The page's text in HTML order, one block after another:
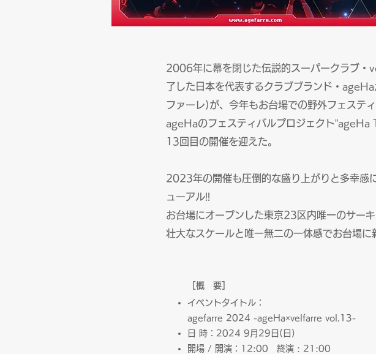
2006年に幕を閉じた伝説的スーパークラブ
了した日本を代表するクラブブランド・
ファーレ)が、今年もお台場での野外フェステ
ageHaのフェスティバルプロジェクト”ageHa
13回目の開催を迎えた。
2023年の開催も圧倒的な盛り上がりと多幸感
ューアル!!
お台場にオープンした東京23区内唯一のサ
壮大なスケールと唯一無二の一体感でお台場
［概
要］
イベントタイトル：
agefarre 2024 -ageHa×velfarre vol.13-
日 時：2024 9月29日(日)
開場 / 開演：12:00 終演 : 21:00